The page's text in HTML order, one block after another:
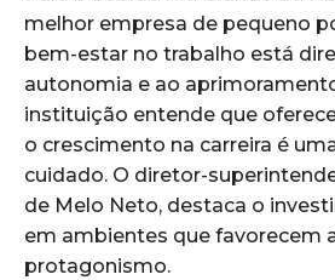
melhor empresa de pequeno
bem-estar no trabalho está
autonomia e ao
instituição entende que
o crescimento na carreira é
cuidado. O diretor-
de Melo Neto, destaca o
em ambientes que favorecem
protagonismo.